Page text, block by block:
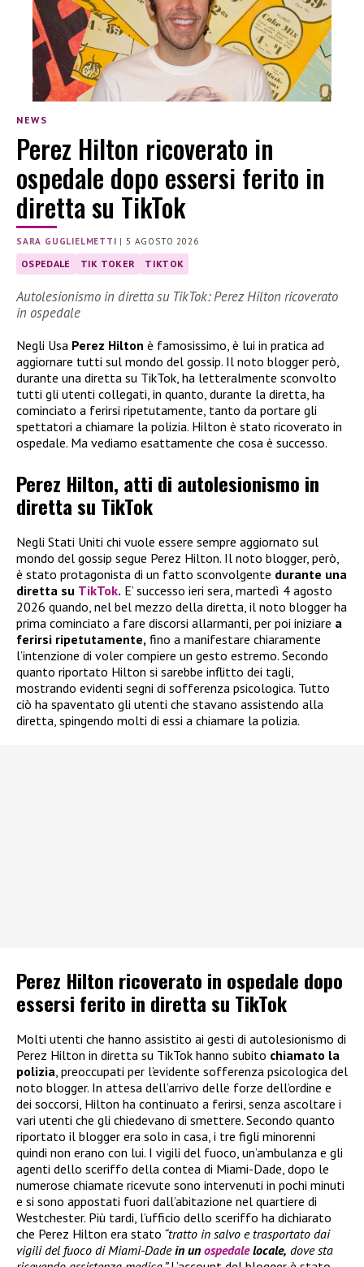
NEWS
Perez Hilton ricoverato in
ospedale dopo essersi ferito in
diretta su TikTok
SARA GUGLIELMETTI |5 AGOSTO 2026
OSPEDALE TIK TOKER TIKTOK
Autolesionismo in diretta su TikTok: Perez Hilton ricoverato
in ospedale
Negli Usa Perez Hilton è famosissimo, è lui in pratica ad
aggiornare tutti sul mondo del gossip. Il noto blogger però,
durante una diretta su TikTok, ha letteralmente sconvolto
tutti gli utenti collegati, in quanto, durante la diretta, ha
cominciato a ferirsi ripetutamente, tanto da portare gli
spettatori a chiamare la polizia. Hilton è stato ricoverato in
ospedale. Ma vediamo esattamente che cosa è successo.
Perez Hilton, atti di autolesionismo in
diretta su TikTok
Negli Stati Uniti chi vuole essere sempre aggiornato sul
mondo del gossip segue Perez Hilton. Il noto blogger, però,
è stato protagonista di un fatto sconvolgente durante una
diretta su TikTok. E’ successo ieri sera, martedì 4 agosto
2026 quando, nel bel mezzo della diretta, il noto blogger ha
prima cominciato a fare discorsi allarmanti, per poi iniziare a
ferirsi ripetutamente, fino a manifestare chiaramente
l’intenzione di voler compiere un gesto estremo. Secondo
quanto riportato Hilton si sarebbe inflitto dei tagli,
mostrando evidenti segni di sofferenza psicologica. Tutto
ciò ha spaventato gli utenti che stavano assistendo alla
diretta, spingendo molti di essi a chiamare la polizia.
Perez Hilton ricoverato in ospedale dopo
essersi ferito in diretta su TikTok
Molti utenti che hanno assistito ai gesti di autolesionismo di
Perez Hilton in diretta su TikTok hanno subito chiamato la
polizia, preoccupati per l’evidente sofferenza psicologica del
noto blogger. In attesa dell’arrivo delle forze dell’ordine e
dei soccorsi, Hilton ha continuato a ferirsi, senza ascoltare i
vari utenti che gli chiedevano di smettere. Secondo quanto
riportato il blogger era solo in casa, i tre figli minorenni
quindi non erano con lui. I vigili del fuoco, un’ambulanza e gli
agenti dello sceriffo della contea di Miami-Dade, dopo le
numerose chiamate ricevute sono intervenuti in pochi minuti
e si sono appostati fuori dall’abitazione nel quartiere di
Westchester. Più tardi, l’ufficio dello sceriffo ha dichiarato
che Perez Hilton era stato “tratto in salvo e trasportato dai
vigili del fuoco di Miami-Dadein un ospedalelocale, dove sta